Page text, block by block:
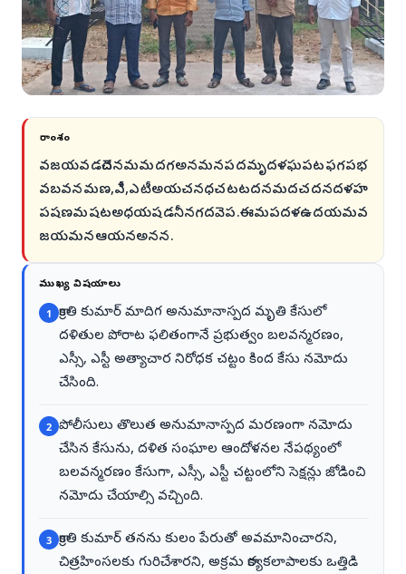
సారాంశం
వజయవడచెదనమమదగఅనమనపదమృదళఘపటఫగపభ
వబవనమణ,ఎీ,ఎటీఅయచనధచటటదనమదచదనదళహ
పషణమషటఅధయషడనీనగదవెప.ఈమపదళఉదయమవ
జయమనఆయనఅనన.
ముఖ్య విషయాలు
1 క్రాంతి కుమార్ మాదిగ అనుమానాస్పద మృతి కేసులో
దళితుల పోరాట ఫలితంగానే ప్రభుత్వం బలవన్మరణం,
ఎస్సీ, ఎస్టీ అత్యాచార నిరోధక చట్టం కింద కేసు నమోదు
చేసింది.
2 పోలీసులు తొలుత అనుమానాస్పద మరణంగా నమోదు
చేసిన కేసును, దళిత సంఘాల ఆందోళనల నేపథ్యంలో
బలవన్మరణం కేసుగా, ఎస్సీ, ఎస్టీ చట్టంలోని సెక్షన్లు జోడించి
నమోదు చేయాల్సి వచ్చింది.
3 క్రాంతి కుమార్ తనను కులం పేరుతో అవమానించారని,
చిత్రహింసలకు గురిచేశారని, అక్రమ కార్యకలాపాలకు ఒత్తిడి